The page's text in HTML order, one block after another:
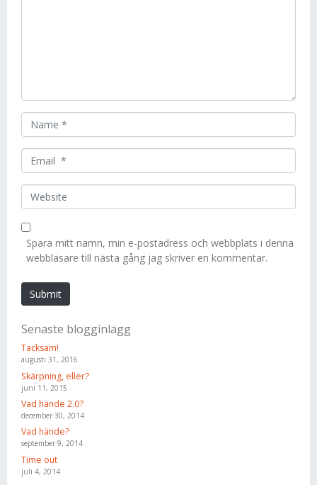
a
m
m
a
*
e
b
s
e
Spara mitt namn, min e-postadress och webbplats i denna
webbläsare till nästa gång jag skriver en kommentar.
Submit
Senaste blogginlägg
Tacksam!
augusti 31, 2016
Skärpning, eller?
juni 11, 2015
Vad hände 2.0?
december 30, 2014
Vad hände?
september 9, 2014
Time out
juli 4, 2014